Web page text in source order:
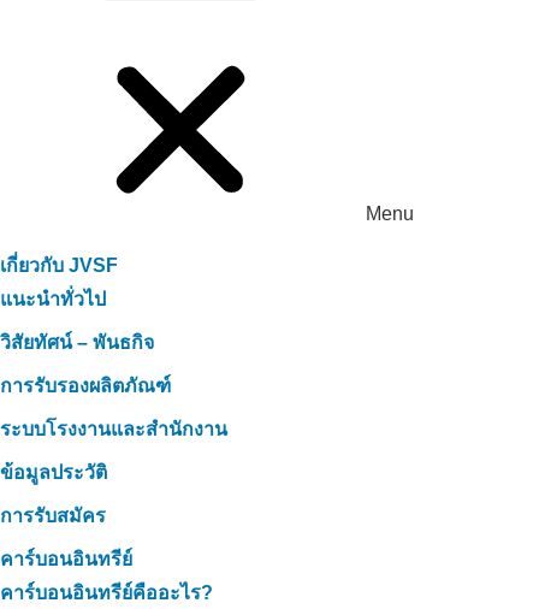
Menu
เกี่ยวกับ JVSF
แนะนำทั่วไป
วิสัยทัศน์ – พันธกิจ
การรับรองผลิตภัณฑ์
ระบบโรงงานและสำนักงาน
ข้อมูลประวัติ
การรับสมัคร
คาร์บอนอินทรีย์
คาร์บอนอินทรีย์คืออะไร?